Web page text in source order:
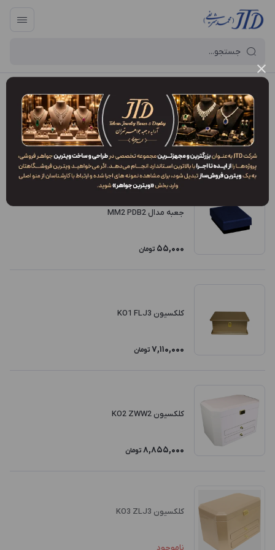
آرایه و جعبه جواهر تهران / فروشگاه محصولات / جعبه
جعبه
فیلتر محصولات ترتیب نمایش: ارزان‌ترین
جعبه مدال MM2 PDB2
55,000 تومان
کلکسیون KO1 FLJ3
7,110,000 تومان
کلکسیون KO2 ZWW2
8,855,000 تومان
کلکسیون KO3 ZLJ3
ناموجود